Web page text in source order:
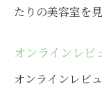
顔型別
選び
北区で
たりの美容室を
オンラインレビ
オンラインレビ